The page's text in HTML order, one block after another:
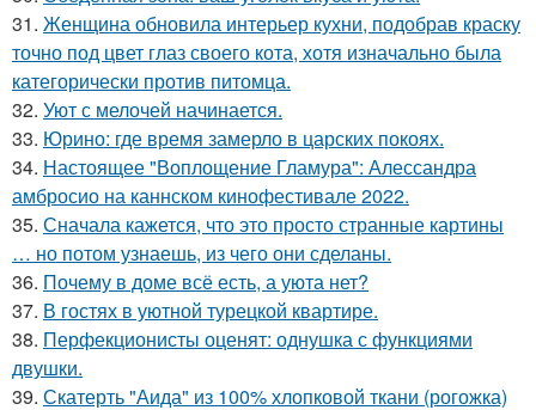
31. Женщина обновила интерьер кухни, подобрав краску
точно под цвет глаз своего кота, хотя изначально была
категорически против питомца.
32. Уют с мелочей начинается.
33. Юрино: где время замерло в царских покоях.
34. Настоящее "Воплощение Гламура": Алессандра
амбросио на каннском кинофестивале 2022.
35. Сначала кажется, что это просто странные картины
… но потом узнаешь, из чего они сделаны.
36. Почему в доме всё есть, а уюта нет?
37. В гостях в уютной турецкой квартире.
38. Перфекционисты оценят: однушка с функциями
двушки.
39. Скатерть "Аида" из 100% хлопковой ткани (рогожка)